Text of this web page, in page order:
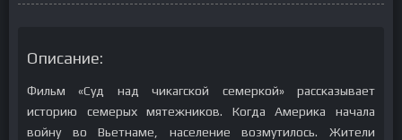
Описание:
Фильм «Суд над чикагской семеркой» рассказывает
историю семерых мятежников. Когда Америка начала
войну во Вьетнаме, население возмутилось. Жители